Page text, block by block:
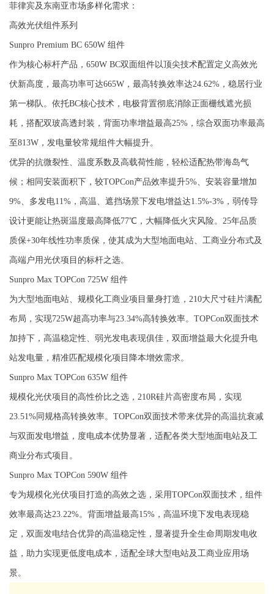
菲律宾及东南亚市场多样化需求：
高效光伏组件系列
Sunpro Premium BC 650W 组件
作为核心标杆产品，650W BC双面组件以顶尖技术配置定义高效光
伏新高度，最高功率可达665W，最高转换效率达24.62%，稳居行业
第一梯队。依托BC核心技术，电极背置彻底消除正面栅线遮光损
耗，搭配双玻高透封装，背面功率增益最高25%，综合双面功率最高
至813W，发电量较常规组件大幅提升。
优异的抗微裂性、温度系数及高载荷性能，轻松适配热带海岛气
候；相同安装面积下，较TOPCon产品效率提升5%、安装容量增加
9%、多发电11%，高温、遮挡场景下发电增益达1.5%-3%，弱传导
设计更能让热斑温度最高降低77℃，大幅降低火灾风险。25年品质
质保+30年线性功率质保，使其成为大型地面电站、工商业分布式及
高端户用光伏项目的标杆之选。
Sunpro Max TOPCon 725W 组件
为大型地面电站、规模化工商业项目量身打造，210大尺寸硅片满配
布局，实现725W超高功率与23.34%高转换效率。TOPCon双面技术
加持下，高温稳定性、弱光发电表现俱佳，双面增益最大化提升电
站发电量，精准匹配规模化项目降本增效需求。
Sunpro Max TOPCon 635W 组件
规模化光伏项目的高性价比之选，210R硅片高密度布局，实现
23.51%同规格高转换效率。TOPCon双面技术带来优异的高温抗衰减
与双面发电增益，度电成本优势显著，适配各类大型地面电站及工
商业分布式项目。
Sunpro Max TOPCon 590W 组件
专为规模化光伏项目打造的高效之选，采用TOPCon双面技术，组件
效率最高达23.22%。背面增益最高15%，高温环境下发电表现稳
定，双面发电结合优异的高温稳定性，显著提升全生命周期发电收
益，助力实现更低度电成本 ， 适配全球大型电站及工商业应用场
景。